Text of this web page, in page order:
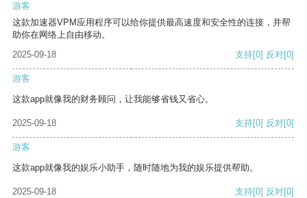
游客
这款加速器VPM应用程序可以给你提供最高速度和安全性的连接，并帮
助你在网络上自由移动。
2025-09-18
支持[0] 反对[0]
游客
这款app就像我的财务顾问，让我能够省钱又省心。
2025-09-18 支持[0] 反对[0]
游客
这款app就像我的娱乐小助手，随时随地为我的娱乐提供帮助。
2025-09-18 支持[0] 反对[0]